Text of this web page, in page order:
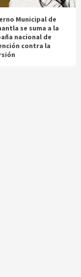
Municipal de
se suma a la
nacional de
contra la